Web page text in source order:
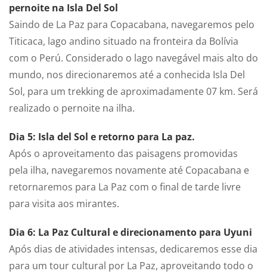
pernoite na Isla Del Sol
Saindo de La Paz para Copacabana, navegaremos pelo
Titicaca, lago andino situado na fronteira da Bolívia
com o Perú. Considerado o lago navegável mais alto do
mundo, nos direcionaremos até a conhecida Isla Del
Sol, para um trekking de aproximadamente 07 km. Será
realizado o pernoite na ilha.
Dia 5: Isla del Sol e retorno para La paz.
Após o aproveitamento das paisagens promovidas
pela ilha, navegaremos novamente até Copacabana e
retornaremos para La Paz com o final de tarde livre
para visita aos mirantes.
Dia 6: La Paz Cultural e direcionamento para Uyuni
Após dias de atividades intensas, dedicaremos esse dia
para um tour cultural por La Paz, aproveitando todo o